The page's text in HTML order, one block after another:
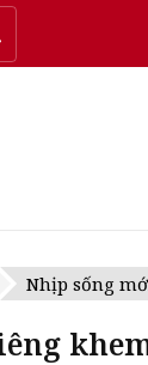
08/2026
Nhịp sống